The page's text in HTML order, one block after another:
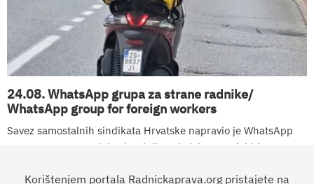
24.08. WhatsApp grupa za strane radnike/
WhatsApp group for foreign workers
Savez samostalnih sindikata Hrvatske napravio je WhatsApp
grupu za strane radnice i radnike u kojoj mogu dobiti sve
Korištenjem portala Radnickaprava.org pristajete na